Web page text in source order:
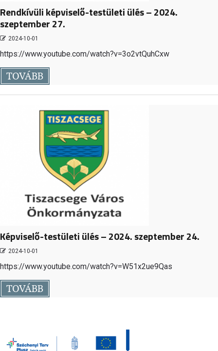
Rendkívüli képviselő-testületi ülés – 2024.
szeptember 27.
2024-10-01
https://www.youtube.com/watch?v=3o2vtQuhCxw
TOVÁBB
Képviselő-testületi ülés – 2024. szeptember 24.
2024-10-01
https://www.youtube.com/watch?v=W51x2ue9Qas
TOVÁBB